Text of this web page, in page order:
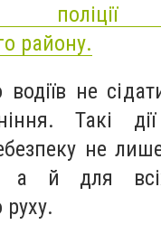
поліції
району.
водіїв не
Такі
не
а й для